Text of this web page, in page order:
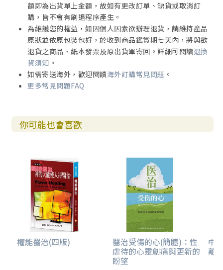
額即為出貨單上金額，故如有更改訂單、缺貨或取消訂
購，皆不會有刷退程序產生。
為維護您的權益，如因個人因素欲辦理退貨，請維持產品
原狀並依原包裝包好，於收到商品鑑賞期七天內，將與欲
退貨之商品、紙本發票及原出貨單寄回。詳細可閱讀退換
貨須知 。
如需寄送海外，歡迎閱讀海外訂購常見問題 。
更多常見問題FAQ
你可能也會喜歡
權能醫治(四版) 醫治受傷的心(簡體)：性
虐待的心靈創痛與更新的
盼望
中
離